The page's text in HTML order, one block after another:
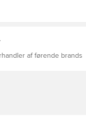
af førende brands